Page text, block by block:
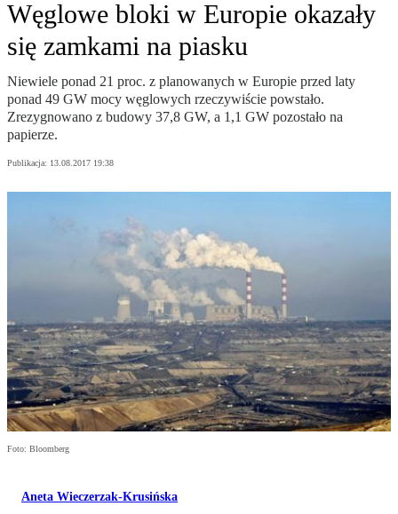
Węglowe bloki w Europie okazały
się zamkami na piasku
Niewiele ponad 21 proc. z planowanych w Europie przed laty
ponad 49 GW mocy węglowych rzeczywiście powstało.
Zrezygnowano z budowy 37,8 GW, a 1,1 GW pozostało na
papierze.
Publikacja: 13.08.2017 19:38
Foto: Bloomberg
Aneta Wieczerzak-Krusińska